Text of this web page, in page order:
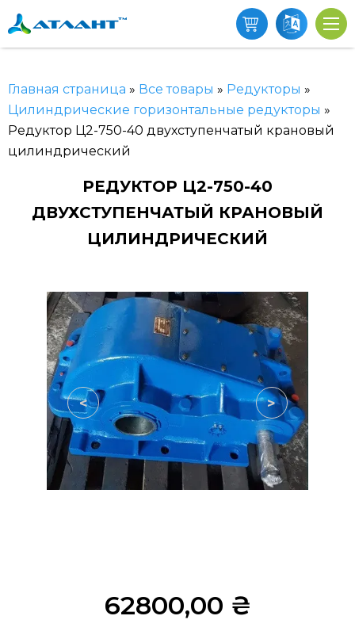
Главная страница » Все товары » Редукторы »
Цилиндрические горизонтальные редукторы »
Редуктор Ц2-750-40 двухступенчатый крановый
цилиндрический
РЕДУКТОР Ц2-750-40
ДВУХСТУПЕНЧАТЫЙ КРАНОВЫЙ
ЦИЛИНДРИЧЕСКИЙ
< >
62800,00 ₴